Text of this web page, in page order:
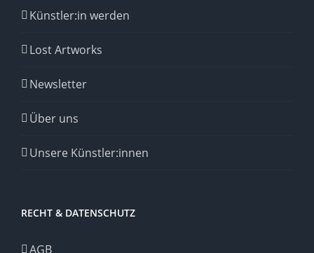
Künstler:in werden
Lost Artworks
Newsletter
Über uns
Unsere Künstler:innen
RECHT & DATENSCHUTZ
AGB